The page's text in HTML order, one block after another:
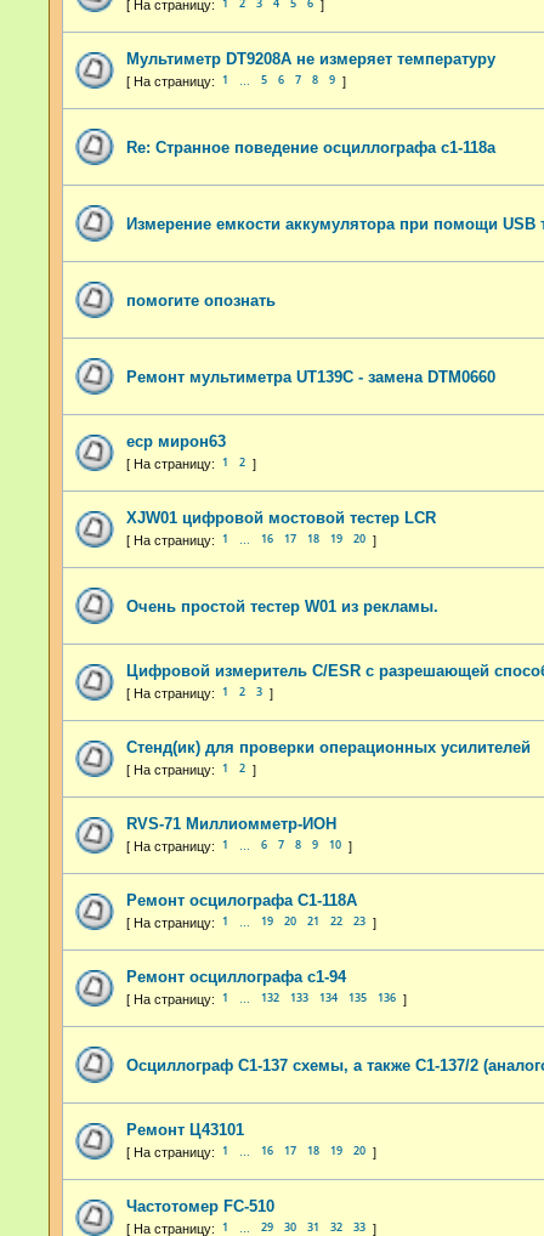
1 2 3 4 5 6
Мультиметр DT9208A не измеряет температуру
1 5 6 7 8 9
Re: Странное поведение осциллографа с1-118а
Измерение емкости аккумулятора при помощи USB
помогите опознать
Ремонт мультиметра UT139C - замена DTM0660
еср мирон63
1 2
XJW01 цифровой мостовой тестер LCR
1 16 17 18 19 20
Очень простой тестер W01 из рекламы.
Цифровой измеритель C/ESR с разрешающей
1 2 3
Стенд(ик) для проверки операционных усилителей
1 2
RVS-71 Миллиомметр-ИОН
1 6 7 8 9 10
Ремонт осцилографа С1-118А
1 19 20 21 22 23
Ремонт осциллографа с1-94
1 132 133 134 135 136
Осциллограф С1-137 схемы, а также С1-137/2
Ремонт Ц43101
1 16 17 18 19 20
Частотомер FC-510
1 29 30 31 32 33